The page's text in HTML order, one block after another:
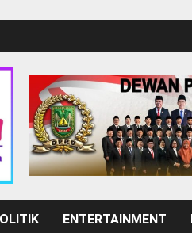
ENTERTAINMENT